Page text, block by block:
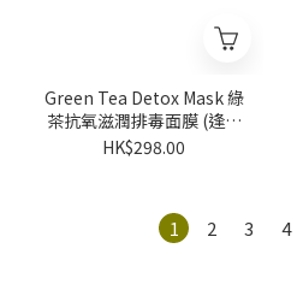
Green Tea Detox Mask 綠
茶抗氧滋潤排毒面膜 (逢星
期日截單後7-14個工作天
HK$298.00
1 2 3 4